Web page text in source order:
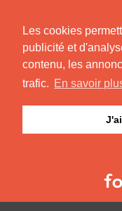
Les cookies
publicité et
contenu, les
trafic. En savoir